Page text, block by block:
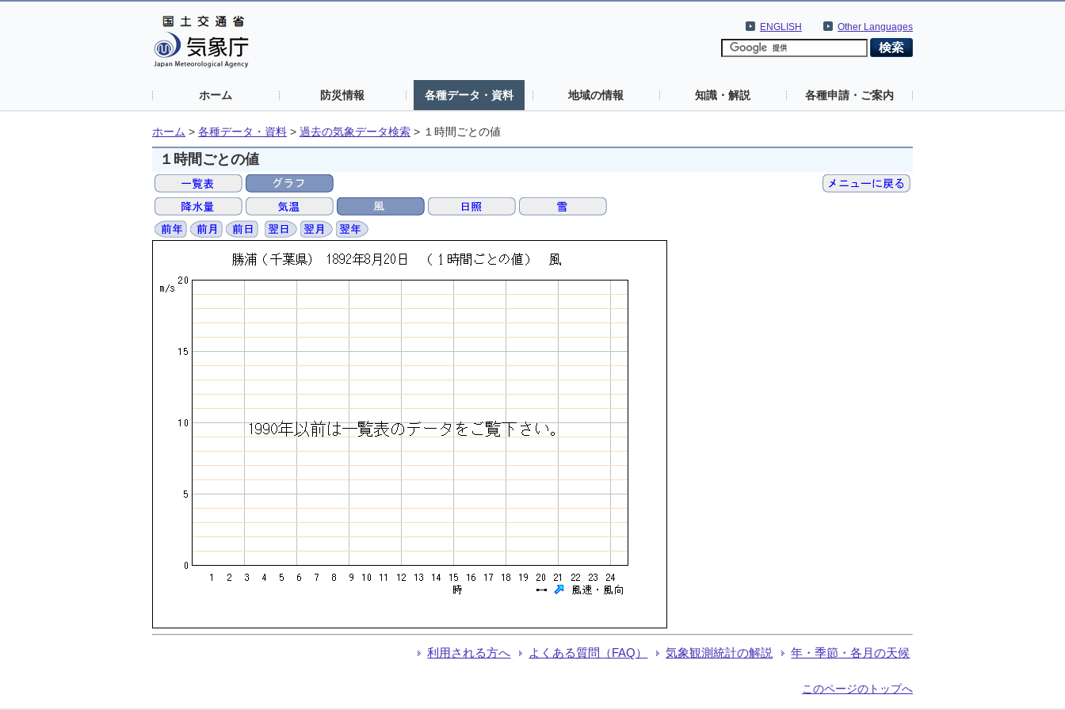
Other Languages
ENGLISH
ホーム 防災情報 各種データ・資料 地域の情報 知識・解説 各種申請・ご案内
ホーム > 各種データ・資料 > 過去の気象データ検索 > １時間ごとの値
１時間ごとの値
利用される方へ よくある質問（FAQ） 気象観測統計の解説 年・季節・各月の天候
このページのトップへ